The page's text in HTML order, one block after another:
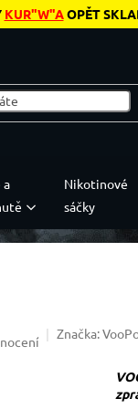
KUR"W"AOPĚT
a
Nikotinové
sáčky
z 5 hvězdiček.
Značka: